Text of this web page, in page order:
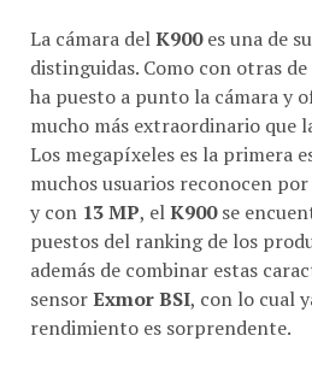
La cámara del K900es una de
distinguidas. Como con otras
ha puesto a punto la cámara y
mucho más extraordinario que
Los megapíxeles es la primera
muchos usuarios reconocen
y con 13 MP, el K900se
puestos del ranking de los
además de combinar estas
sensorExmor BSI, con lo cual
rendimiento es sorprendente.